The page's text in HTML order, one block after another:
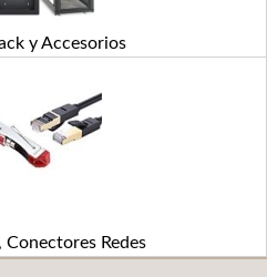
y Accesorios
Conectores Redes